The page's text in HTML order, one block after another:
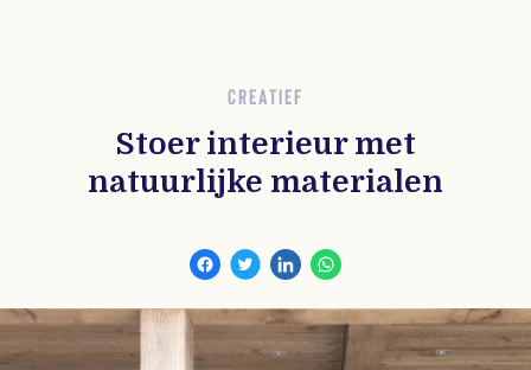
CREATIEF
Stoer interieur met
natuurlijke materialen